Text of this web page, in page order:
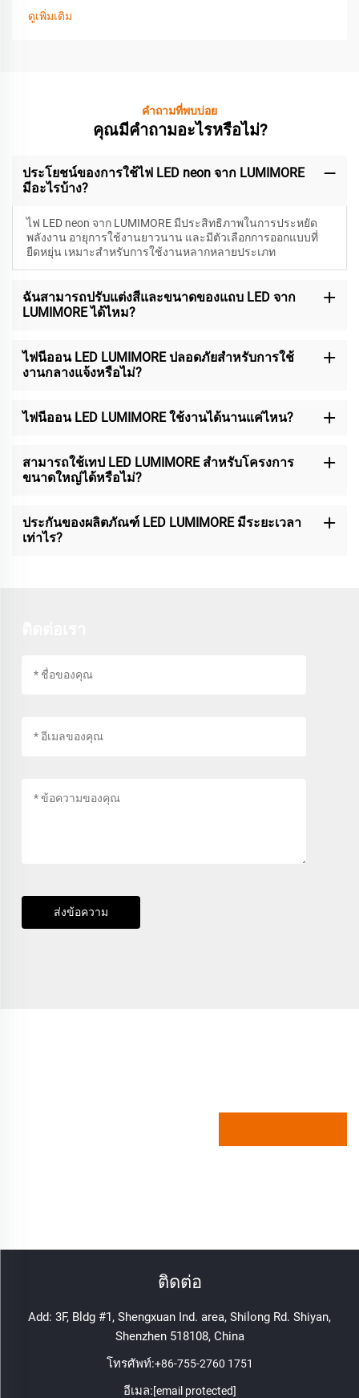
ดูเพิ่มเติม
คำถามที่พบบ่อย
คุณมีคำถามอะไรหรือไม่?
ประโยชน์ของการใช้ไฟ LED neon จาก LUMIMORE
มีอะไรบ้าง?
ไฟ LED neon จาก LUMIMORE มีประสิทธิภาพในการประหยัด
พลังงาน อายุการใช้งานยาวนาน และมีตัวเลือกการออกแบบที่
ยืดหยุ่น เหมาะสำหรับการใช้งานหลากหลายประเภท
ฉันสามารถปรับแต่งสีและขนาดของแถบ LED จาก
LUMIMORE ได้ไหม?
ไฟนีออน LED LUMIMORE ปลอดภัยสำหรับการใช้
งานกลางแจ้งหรือไม่?
ไฟนีออน LED LUMIMORE ใช้งานได้นานแค่ไหน?
สามารถใช้เทป LED LUMIMORE สำหรับโครงการ
ขนาดใหญ่ได้หรือไม่?
ประกันของผลิตภัณฑ์ LED LUMIMORE มีระยะเวลา
เท่าไร?
ส่งข้อความ
ติดต่อ
Add: 3F, Bldg #1, Shengxuan Ind. area, Shilong Rd. Shiyan,
Shenzhen 518108, China
โทรศัพท์:+86-755-2760 1751
อีเมล:[email protected]